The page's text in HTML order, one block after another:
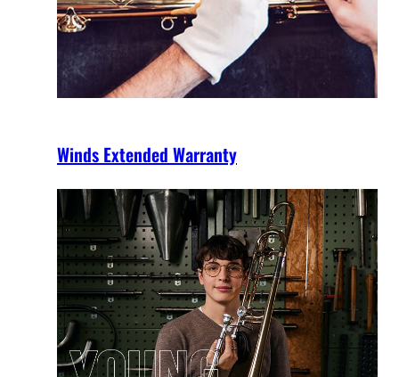
Winds Extended Warranty